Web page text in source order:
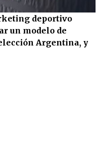
deportivo
un modelo de
Argentina, y